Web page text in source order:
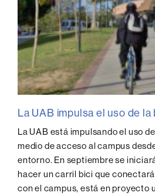
La UAB impulsa el uso de
La UAB está impulsando el uso
medio de acceso al campus
entorno. En septiembre se
hacer un carril bici que
con el campus, está en proyecto